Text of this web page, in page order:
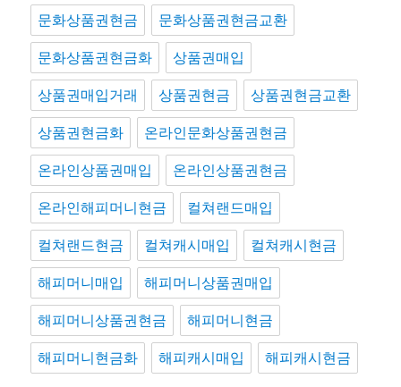
문화상품권현금 문화상품권현금교환
문화상품권현금화 상품권매입
상품권매입거래 상품권현금 상품권현금교환
상품권현금화 온라인문화상품권현금
온라인상품권매입 온라인상품권현금
온라인해피머니현금 컬쳐랜드매입
컬쳐랜드현금 컬쳐캐시매입 컬쳐캐시현금
해피머니매입 해피머니상품권매입
해피머니상품권현금 해피머니현금
해피머니현금화 해피캐시매입 해피캐시현금